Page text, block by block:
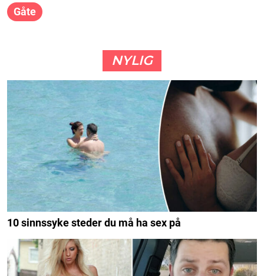
Gåte
NYLIG
10 sinnssyke steder du må ha sex på